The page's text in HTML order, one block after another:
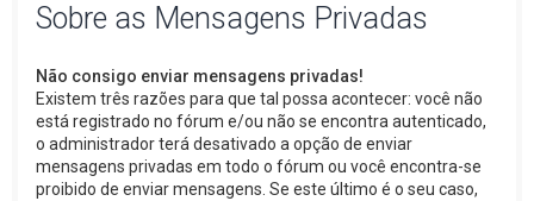
Sobre as Mensagens Privadas
Não consigo enviar mensagens privadas!
Existem três razões para que tal possa acontecer: você não
está registrado no fórum e/ou não se encontra autenticado,
o administrador terá desativado a opção de enviar
mensagens privadas em todo o fórum ou você encontra-se
proibido de enviar mensagens. Se este último é o seu caso,